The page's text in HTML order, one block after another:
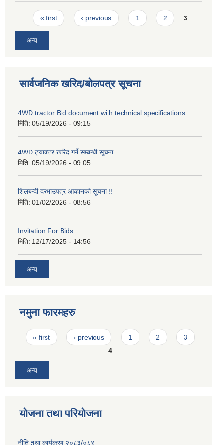
Pages
« first ‹ previous 1 2 3
अन्य
सार्वजनिक खरिद/बोलपत्र सूचना
4WD tractor Bid document with technical specifications
मिति: 05/19/2026 - 09:15
4WD ट्याक्टर खरिद गर्ने सम्बन्धी सूचना
मिति: 05/19/2026 - 09:05
शिलबन्दी दरभाउपत्र आव्हानको सूचना !!
मिति: 01/02/2026 - 08:56
Invitation For Bids
मिति: 12/17/2025 - 14:56
अन्य
नमुना फारमहरु
Pages
« first ‹ previous 1 2
3
4
अन्य
योजना तथा परियोजना
नीति तथा कार्यक्रम २०८३/०८४